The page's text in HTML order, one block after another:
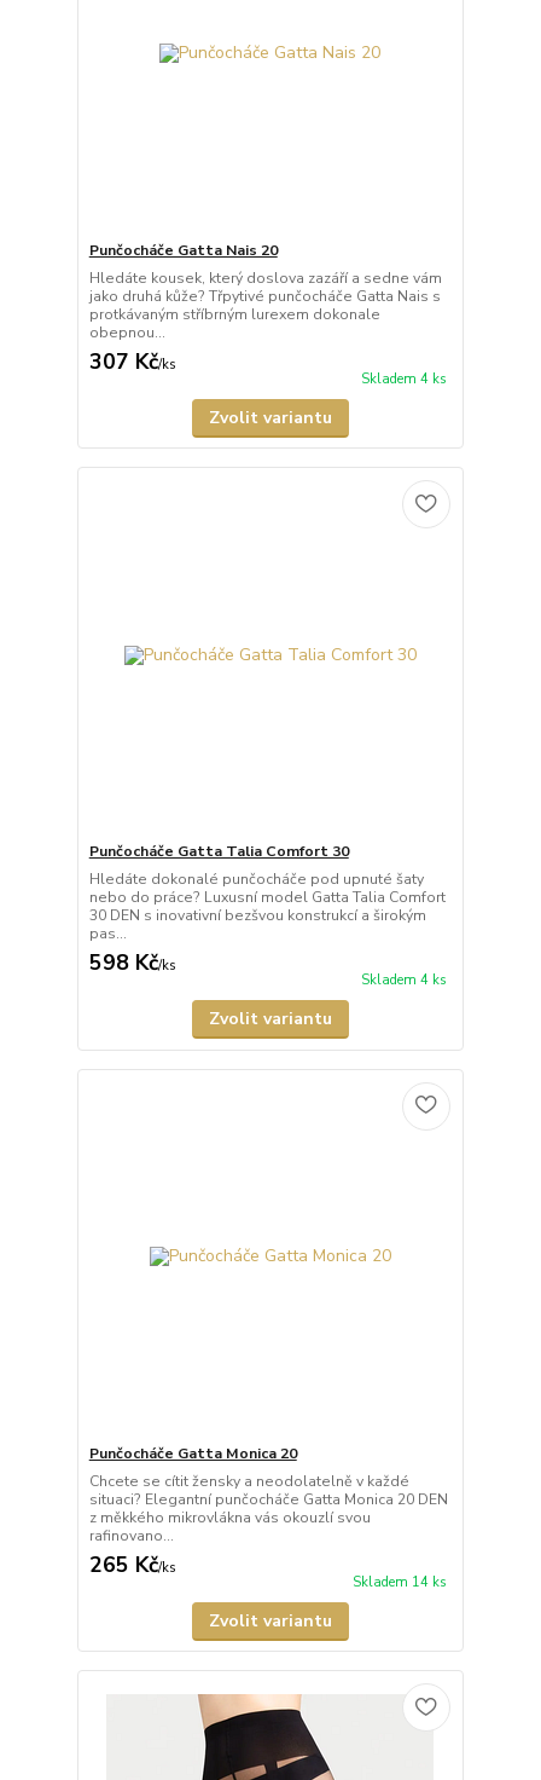
Punčocháče Gatta Nais 20
Hledáte kousek, který doslova zazáří a sedne vám
jako druhá kůže? Třpytivé punčocháče Gatta Nais s
protkávaným stříbrným lurexem dokonale
obepnou...
307 Kč/ks
Skladem 4 ks
Zvolit variantu
Punčocháče Gatta Talia Comfort 30
Hledáte dokonalé punčocháče pod upnuté šaty
nebo do práce? Luxusní model Gatta Talia Comfort
30 DEN s inovativní bezšvou konstrukcí a širokým
pas...
598 Kč/ks
Skladem 4 ks
Zvolit variantu
Punčocháče Gatta Monica 20
Chcete se cítit žensky a neodolatelně v každé
situaci? Elegantní punčocháče Gatta Monica 20 DEN
z měkkého mikrovlákna vás okouzlí svou
rafinovano...
265 Kč/ks
Skladem 14 ks
Zvolit variantu